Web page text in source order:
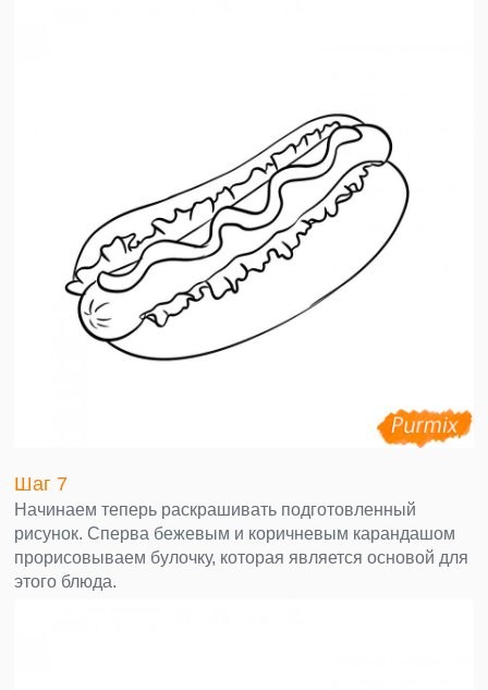
Шаг 7
Начинаем теперь раскрашивать подготовленный
рисунок. Сперва бежевым и коричневым карандашом
прорисовываем булочку, которая является основой для
этого блюда.